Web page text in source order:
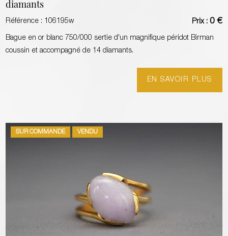
diamants
Référence : 106195w Prix : 0 €
Bague en or blanc 750/000 sertie d'un magnifique péridot Birman
coussin et accompagné de 14 diamants.
EN SAVOIR PLUS
SUR COMMANDE VENDU